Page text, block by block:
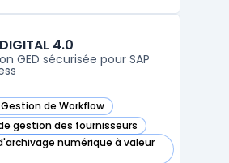
des processus clés
4.0
GED sécurisée pour SAP
de Workflow
4.0 dans cette catégorie
gestion des fournisseurs
4.0 dans cette catégorie
numérique à valeur
4.0 dans cette catégorie